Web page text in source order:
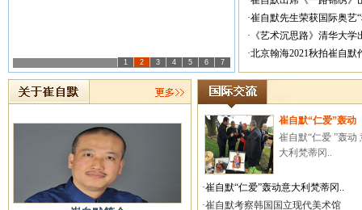
1 2 3 4 5 6 7
·崔自默先生荣获国际奥艺
·《艺术沉思路》清华大学
·北京翰海2021秋拍崔自默
崔自默“仁爱”轰动
崔自默“仁爱 ”轰动
大利梵蒂冈..
·崔自默“仁爱”轰动意大利梵蒂冈..
·崔自默考察韩国国立现代美术馆